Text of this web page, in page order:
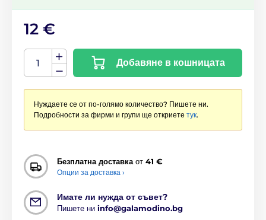
12 €
Добавяне в кошницата
Нуждаете се от по-голямо количество? Пишете ни.
Подробности за фирми и групи ще откриете тук.
Безплатна доставка от 41 €
Опции за доставка ›
Имате ли нужда от съвет?
Пишете ни info@galamodino.bg